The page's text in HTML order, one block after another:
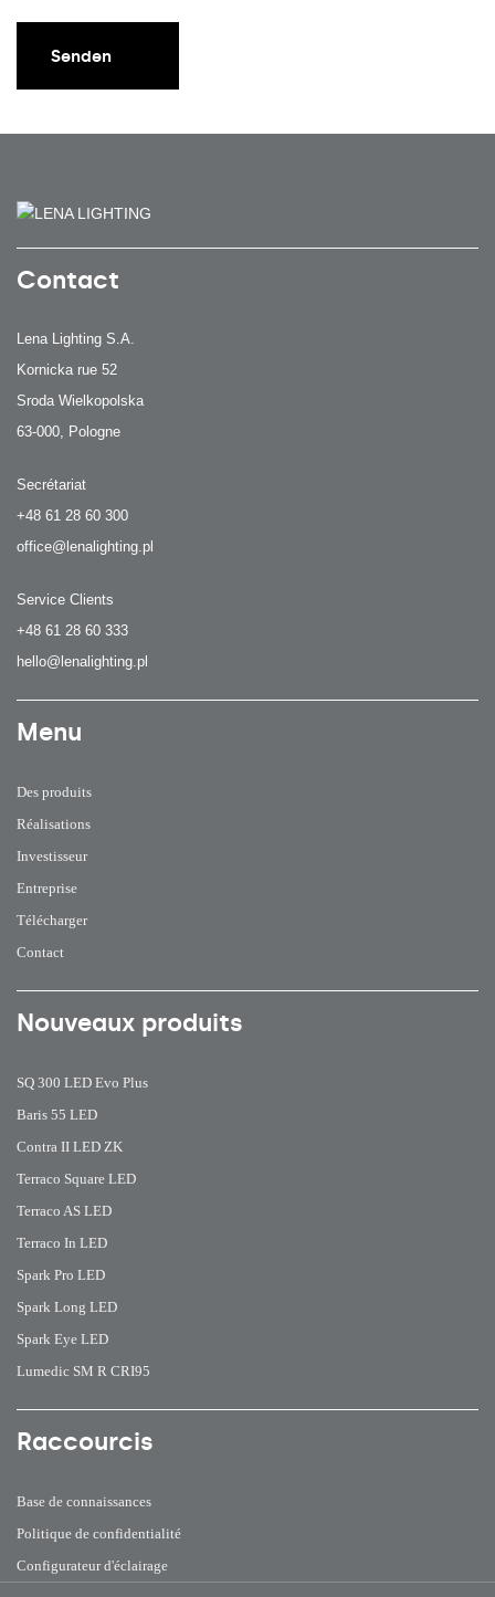
Senden
Contact
Lena Lighting S.A.
Kornicka rue 52
Sroda Wielkopolska
63-000, Pologne
Secrétariat
+48 61 28 60 300
office@lenalighting.pl
Service Clients
+48 61 28 60 333
hello@lenalighting.pl
Menu
Des produits
Réalisations
Investisseur
Entreprise
Télécharger
Contact
Nouveaux produits
SQ 300 LED Evo Plus
Baris 55 LED
Contra II LED ZK
Terraco Square LED
Terraco AS LED
Terraco In LED
Spark Pro LED
Spark Long LED
Spark Eye LED
Lumedic SM R CRI95
Raccourcis
Base de connaissances
Politique de confidentialité
Configurateur d'éclairage